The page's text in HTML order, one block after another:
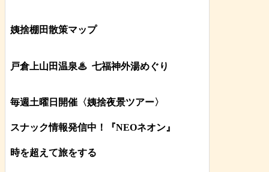
姨捨棚田散策マップ
戸倉上山田温泉♨ 七福神外湯めぐり
毎週土曜日開催〈姨捨夜景ツアー〉
スナック情報発信中！『NEOネオン』
時を超えて旅をする